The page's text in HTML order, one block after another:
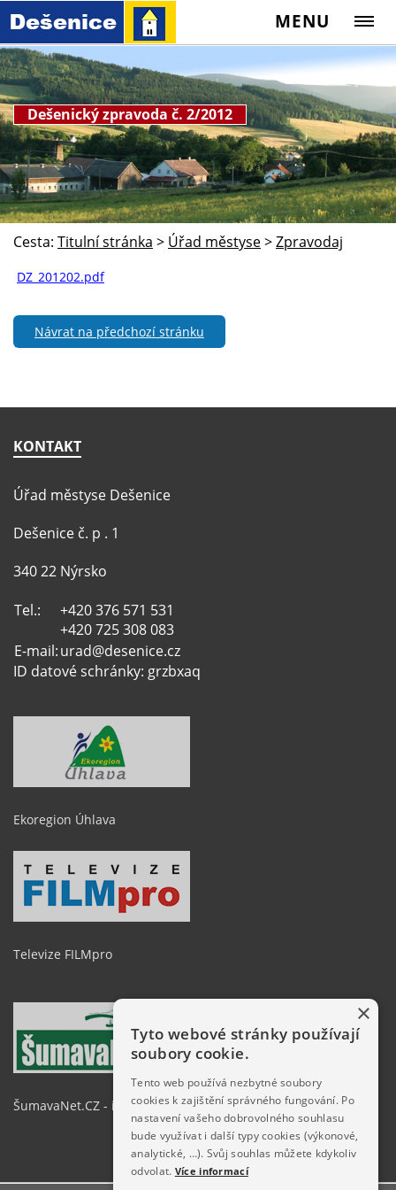
MENU
Dešenický zpravoda č. 2/2012
Cesta: Titulní stránka > Úřad městyse>Zpravodaj
DZ_201202.pdf
Návrat na předchozí stránku
KONTAKT
Úřad městyse Dešenice
Dešenice č. p . 1
340 22 Nýrsko
Tel.:
+420 376 571 531
+420 725 308 083
E-mail:urad@desenice.cz
ID datové schránky: grzbxaq
Ekoregion Úhlava
Televize FILMpro
ŠumavaNet.CZ - informace o regionu
×
Tyto webové stránky používají
soubory cookie.
Tento web používá nezbytné soubory
cookies k zajištění správného fungování. Po
nastavení vašeho dobrovolného souhlasu
bude využívat i další typy cookies (výkonové,
analytické, …). Svůj souhlas můžete kdykoliv
odvolat. Více informací